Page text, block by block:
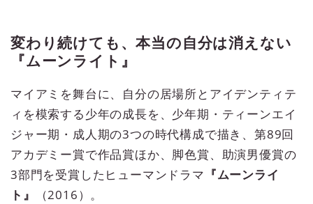
変わり続けても、本当の自分は消えない
『ムーンライト』
マイアミを舞台に、自分の居場所とアイデンティテ
ィを模索する少年の成長を、少年期・ティーンエイ
ジャー期・成人期の3つの時代構成で描き、第89回
アカデミー賞で作品賞ほか、脚色賞、助演男優賞の
3部門を受賞したヒューマンドラマ 『ムーンライ
ト』
（2016）。